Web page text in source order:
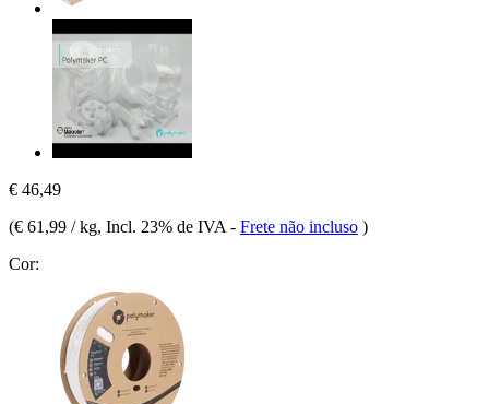
€ 46,49
(€ 61,99 / kg, Incl. 23% de IVA - Frete não incluso )
Cor: